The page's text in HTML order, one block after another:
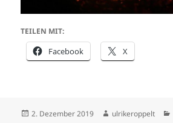
TEILEN MIT:
Facebook X
Veröffentlicht
2. Dezember 2019 Autor
ulrikeroppelt